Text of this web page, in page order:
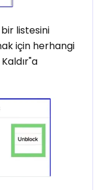
listesini
için herhangi